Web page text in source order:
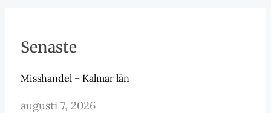
Senaste
Misshandel – Kalmar län
augusti 7, 2026